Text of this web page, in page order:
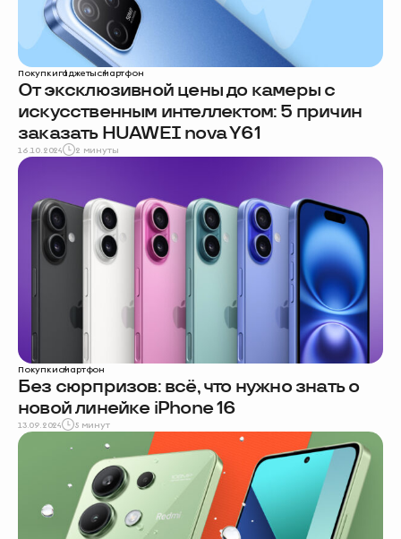
Покупкигаджетысмартфон
От эксклюзивной цены до камеры с
искусственным интеллектом: 5 причин
заказать HUAWEI nova Y61
16.10.2024 2 минуты
Покупкисмартфон
Без сюрпризов: всё, что нужно знать о
новой линейке iPhone 16
13.09.2024 5 минут